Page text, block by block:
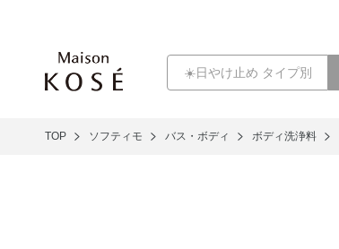
TOP ソフティモ バス・ボディ ボディ洗浄料